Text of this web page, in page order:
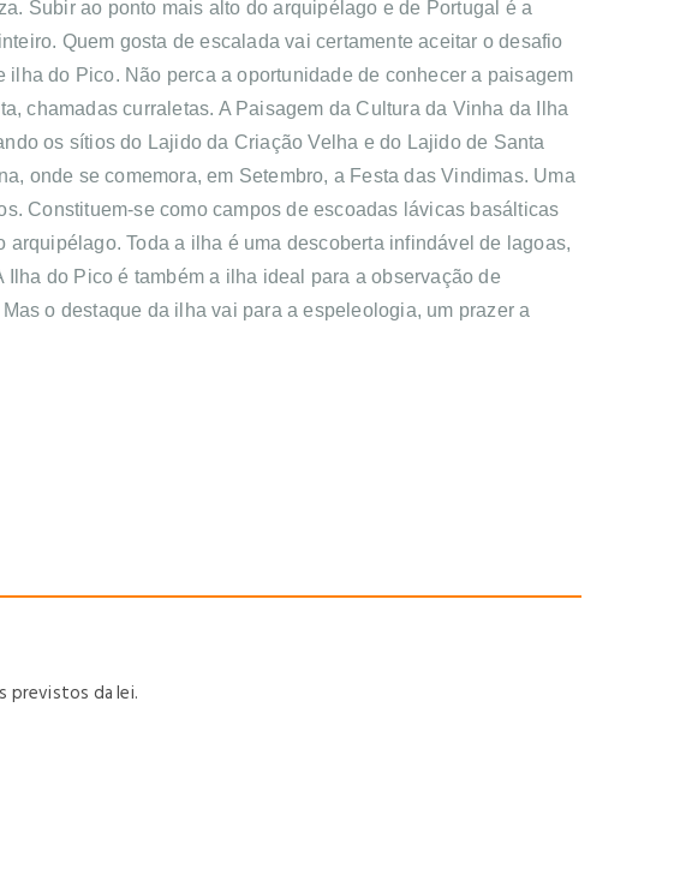
Subir ao ponto mais alto do arquipélago e de Portugal é a
Quem gosta de escalada vai certamente aceitar o desafio
do Pico. Não perca a oportunidade de conhecer a paisagem
chamadas curraletas. A Paisagem da Cultura da Vinha da Ilha
os sítios do Lajido da Criação Velha e do Lajido de Santa
onde se comemora, em Setembro, a Festa das Vindimas. Uma
Constituem-se como campos de escoadas lávicas basálticas
Toda a ilha é uma descoberta infindável de lagoas,
do Pico é também a ilha ideal para a observação de
o destaque da ilha vai para a espeleologia, um prazer a
previstos da lei.